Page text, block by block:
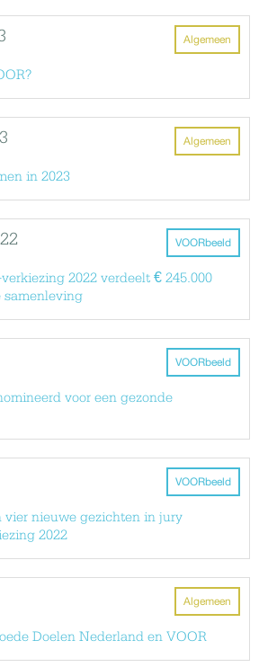
Algemeen
Algemeen
in 2023
VOORbeeld
2022 verdeelt € 245.000
samenleving
VOORbeeld
voor een gezonde
VOORbeeld
vier nieuwe gezichten in jury
2022
Algemeen
Doelen Nederland en VOOR